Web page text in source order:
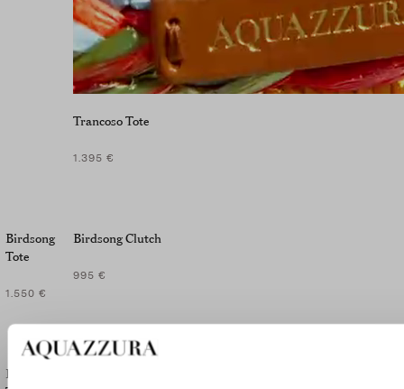
Trancoso Tote
1.395 €
Birdsong
Tote
1.550 €
Birdsong Clutch
995 €
Botanica